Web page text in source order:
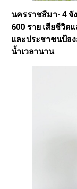
นครราชสีมา- 4 จั
600 ราย เสียชีวิต
และประชาชนป้อ
น้ำเวลานาน